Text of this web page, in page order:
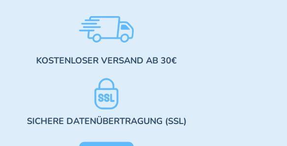
KOSTENLOSER VERSAND AB 30€
SICHERE DATENÜBERTRAGUNG (SSL)